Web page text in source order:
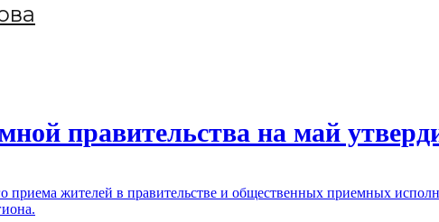
правительства на май
приема жителей в правительстве и общественных приемных